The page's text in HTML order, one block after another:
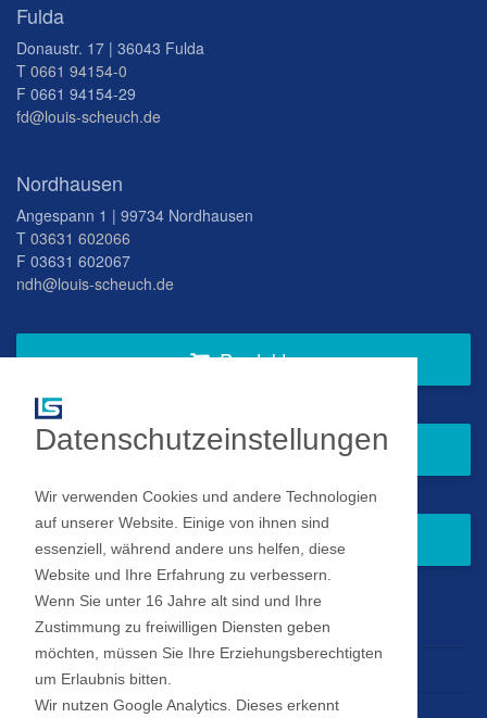
Fulda
Donaustr. 17 | 36043 Fulda
T 0661 94154-0
F 0661 94154-29
fd@louis-scheuch.de
Nordhausen
Angespann 1 | 99734 Nordhausen
T 03631 602066
F 03631 602067
ndh@louis-scheuch.de
Produkte
Fragen Sie gern bei uns an
Zum Newsletter anmelden
Impressum
Datenschutz
Datenschutzeinstellungen
Wir verwenden Cookies und andere Technologien
auf unserer Website. Einige von ihnen sind
essenziell, während andere uns helfen, diese
Website und Ihre Erfahrung zu verbessern.
Wenn Sie unter 16 Jahre alt sind und Ihre
Zustimmung zu freiwilligen Diensten geben
möchten, müssen Sie Ihre Erziehungsberechtigten
um Erlaubnis bitten.
Wir nutzen Google Analytics. Dieses erkennt